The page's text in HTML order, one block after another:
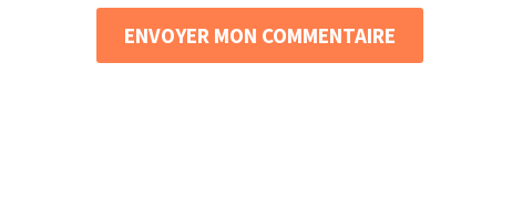
ENVOYER MON COMMENTAIRE